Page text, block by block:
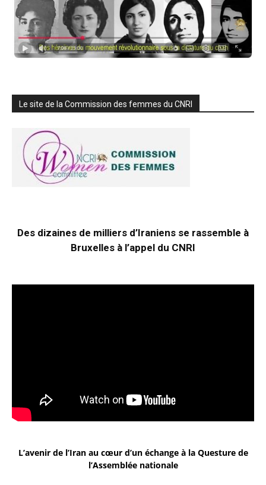
Le site de la Commission des femmes du CNRI
Des dizaines de milliers d’Iraniens se rassemble à
Bruxelles à l’appel du CNRI
L’avenir de l’Iran au cœur d’un échange à la Questure de
l’Assemblée nationale